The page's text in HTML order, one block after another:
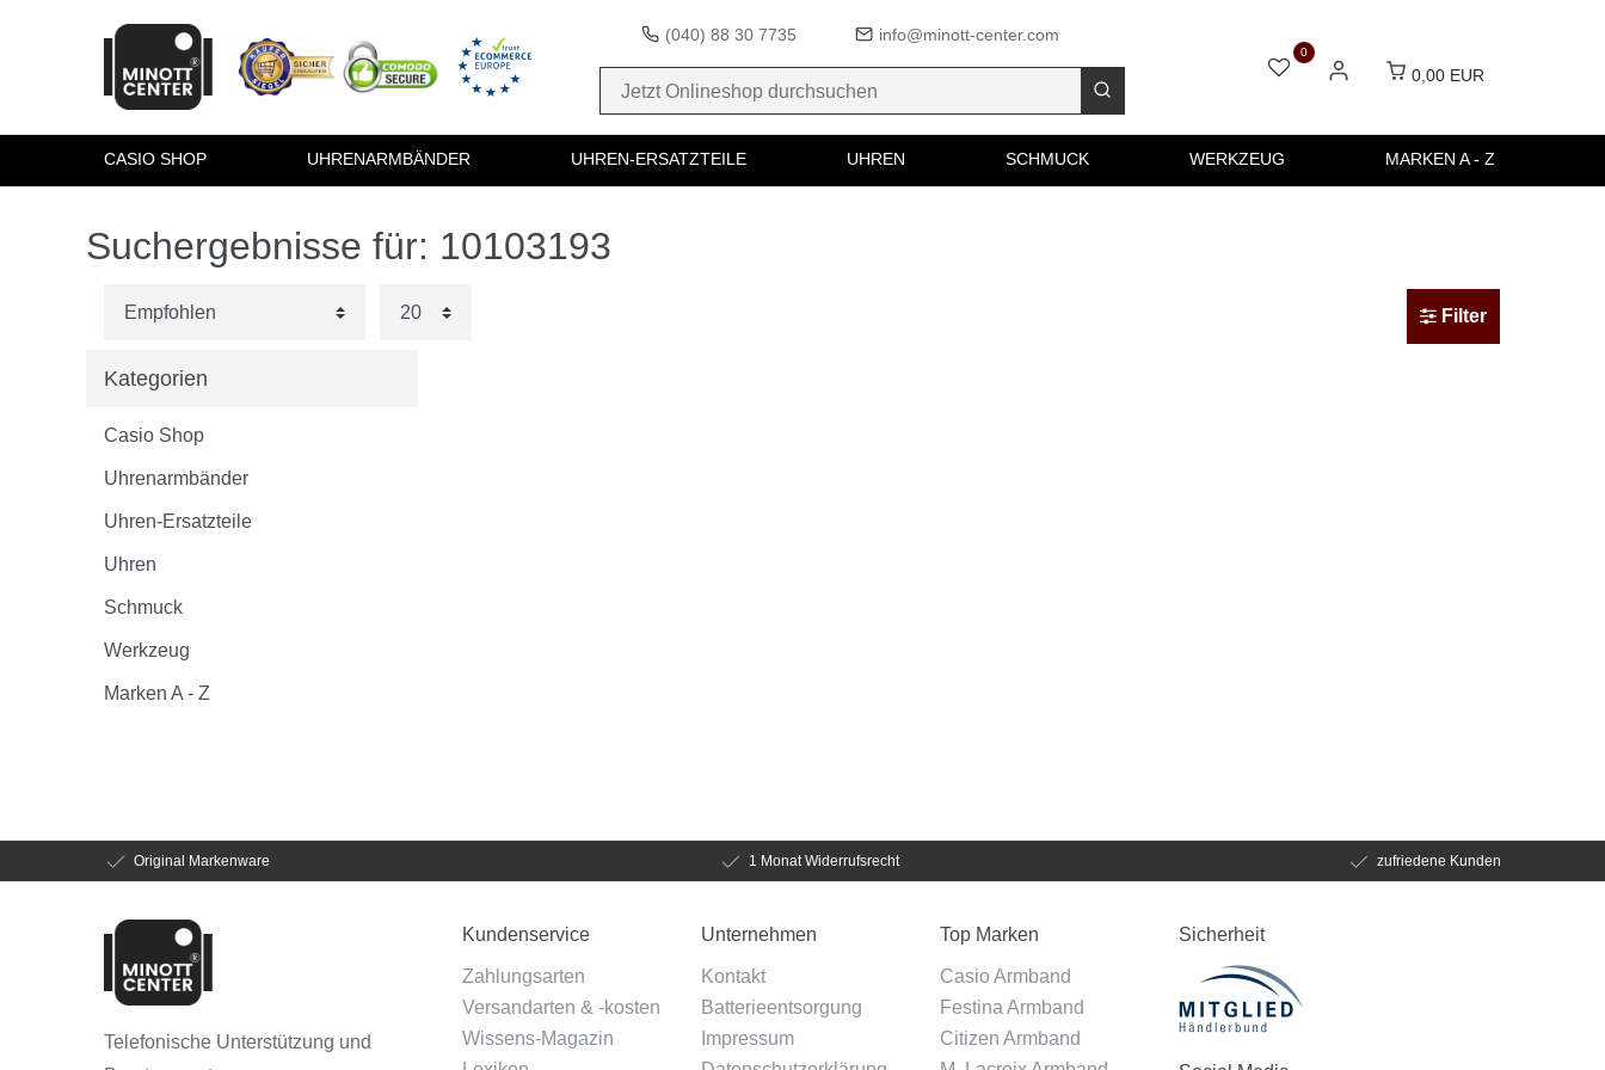
(040) 88 30 7735 info@minott-center.com
0
0,00 EUR
CASIO SHOP UHRENARMBÄNDER UHREN-ERSATZTEILE UHREN SCHMUCK WERKZEUG MARKEN A - Z
Suchergebnisse für: 10103193
Filter
Kategorien
Casio Shop
Uhrenarmbänder
Uhren-Ersatzteile
Uhren
Schmuck
Werkzeug
Marken A - Z
Original Markenware 1 Monat Widerrufsrecht zufriedene Kunden
Telefonische Unterstützung und
Kundenservice
Zahlungsarten
Versandarten & -kosten
Wissens-Magazin
Unternehmen
Kontakt
Batterieentsorgung
Impressum
Top Marken
Casio Armband
Festina Armband
Citizen Armband
Sicherheit